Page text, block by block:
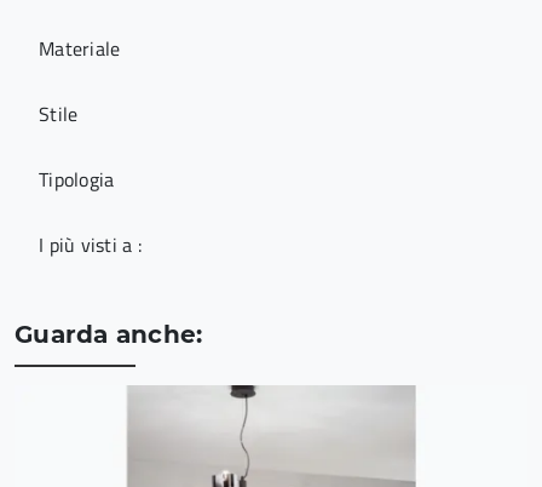
Materiale
Stile
Tipologia
I più visti a :
Guarda anche: